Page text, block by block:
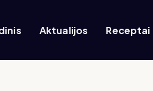
Aktualijos Receptai